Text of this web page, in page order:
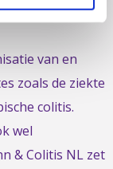
van en
zoals de ziekte
colitis.
wel
& Colitis NL zet